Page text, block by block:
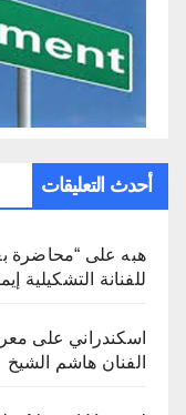
أحدث التعليقات
هبه على “محاضرة
للفنانة التشكيلية
اسكندراني على
الفنان هاشم الشيخ